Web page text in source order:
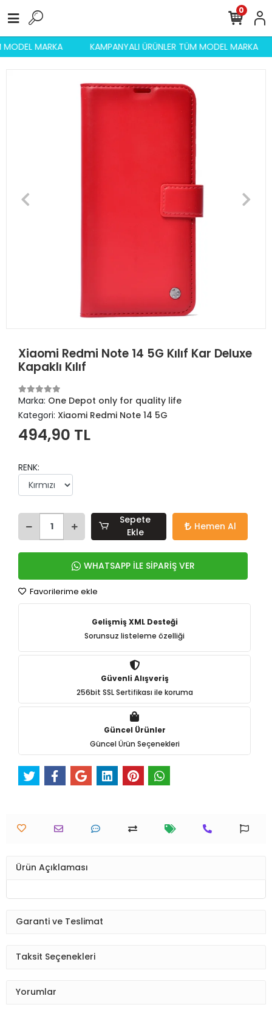
MODEL MARKA KAMPANYALI ÜRÜNLER TÜM MODEL MARKA
0
Xiaomi Redmi Note 14 5G Kılıf Kar Deluxe
Kapaklı Kılıf
Marka: One Depot only for quality life
Kategori: Xiaomi Redmi Note 14 5G
494,90 TL
RENK:
Sepete
Ekle
Hemen Al
WHATSAPP İLE SİPARİŞ VER
Favorilerime ekle
Gelişmiş XML Desteği
Sorunsuz listeleme özelliği
Güvenli Alışveriş
256bit SSL Sertifikası ile koruma
Güncel Ürünler
Güncel Ürün Seçenekleri
Ürün Açıklaması
Garanti ve Teslimat
Taksit Seçenekleri
Yorumlar